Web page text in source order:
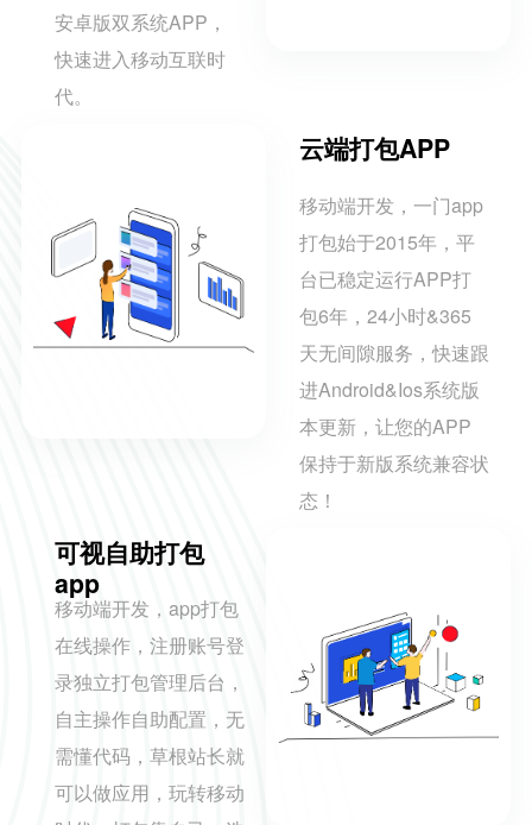
安卓版双系统APP，
快速进入移动互联时
代。
云端打包APP
移动端开发，一门app
打包始于2015年，平
台已稳定运行APP打
包6年，24小时&365
天无间隙服务，快速跟
进Android&Ios系统版
本更新，让您的APP
保持于新版系统兼容状
态！
可视自助打包
app
移动端开发，app打包
在线操作，注册账号登
录独立打包管理后台，
自主操作自助配置，无
需懂代码，草根站长就
可以做应用，玩转移动